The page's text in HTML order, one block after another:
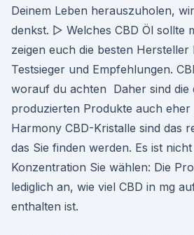
Deinem Leben herauszuholen,
denkst. ▷ Welches CBD Öl sollte
zeigen euch die besten
Testsieger und Empfehlungen.
worauf du achten Daher sind die
produzierten Produkte auch eher
Harmony CBD-Kristalle sind das
das Sie finden werden. Es ist
Konzentration Sie wählen: Die
lediglich an, wie viel CBD in mg
enthalten ist.